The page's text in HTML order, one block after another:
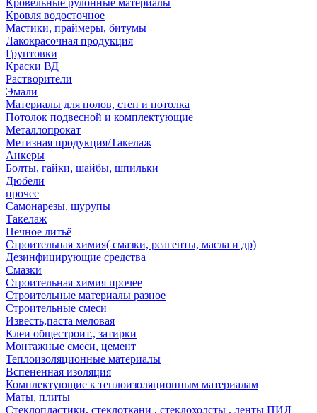
Кровельные рулонные материалы
Кровля водосточное
Мастики, праймеры, битумы
Лакокрасочная продукция
Грунтовки
Краски ВД
Растворители
Эмали
Материалы для полов, стен и потолка
Потолок подвесной и комплектующие
Металлопрокат
Метизная продукция/Такелаж
Анкеры
Болты, гайки, шайбы, шпильки
Дюбели
прочее
Самонарезы, шурупы
Такелаж
Печное литьё
Строительная химия( смазки, реагенты, масла и др)
Дезинфицирующие средства
Смазки
Строительная химия прочее
Строительные материалы разное
Строительные смеси
Известь,паста меловая
Клеи общестроит., затирки
Монтажные смеси, цемент
Теплоизоляционные материалы
Вспененная изоляция
Комплектующие к теплоизоляционным материалам
Маты, плиты
Стеклопластики, стеклоткани , стеклохолсты , ленты ПИЛ